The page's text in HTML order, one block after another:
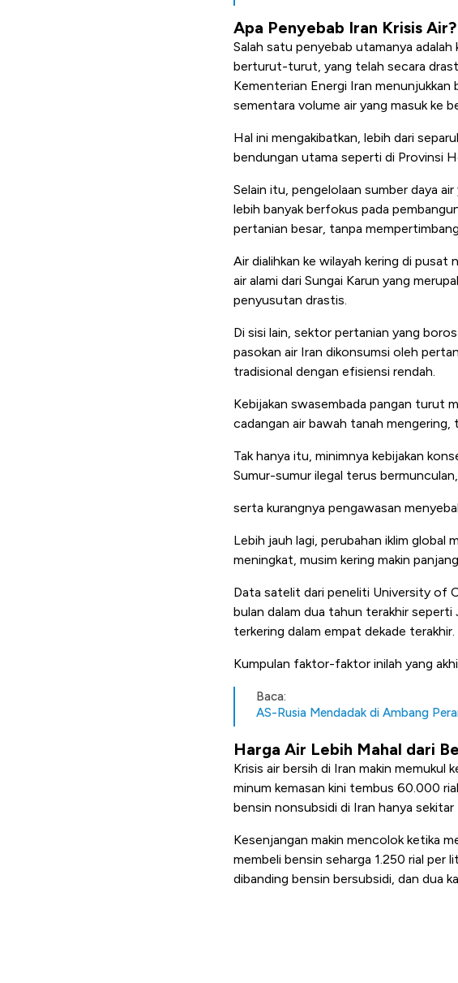
Apa Penyebab Iran Krisis Air?
Salah satu penyebab utamanya
berturut-turut, yang telah secara
Kementerian Energi Iran
sementara volume air yang masuk ke
Hal ini mengakibatkan, lebih dari
bendungan utama seperti di Provinsi
Selain itu, pengelolaan sumber daya
lebih banyak berfokus pada
pertanian besar, tanpa
Air dialihkan ke wilayah kering di pusat
air alami dari Sungai Karun yang
penyusutan drastis.
Di sisi lain, sektor pertanian yang
pasokan air Iran dikonsumsi oleh
tradisional dengan efisiensi rendah.
Kebijakan swasembada pangan turut
cadangan air bawah tanah mengering,
Tak hanya itu, minimnya kebijakan
Sumur-sumur ilegal terus
serta kurangnya pengawasan
Lebih jauh lagi, perubahan iklim global
meningkat, musim kering makin
Data satelit dari peneliti University of
bulan dalam dua tahun terakhir
terkering dalam empat dekade terakhir.
Kumpulan faktor-faktor inilah yang
Baca:
AS-Rusia Mendadak di Ambang
Harga Air Lebih Mahal dari
Krisis air bersih di Iran makin memukul
minum kemasan kini tembus 60.000
bensin nonsubsidi di Iran hanya
Kesenjangan makin mencolok ketika
membeli bensin seharga 1.250 rial per
dibanding bensin bersubsidi, dan dua